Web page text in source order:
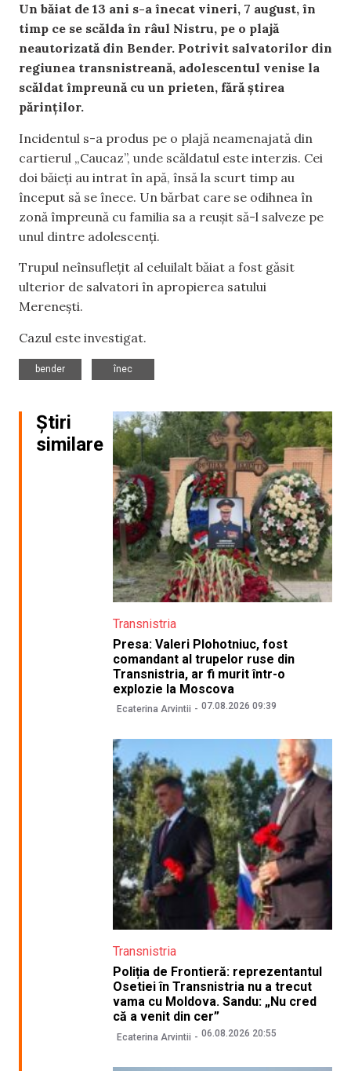
Un băiat de 13 ani s-a înecat vineri, 7 august, în
timp ce se scălda în râul Nistru, pe o plajă
neautorizată din Bender. Potrivit salvatorilor din
regiunea transnistreană, adolescentul venise la
scăldat împreună cu un prieten, fără știrea
părinților.
Incidentul s-a produs pe o plajă neamenajată din
cartierul „Caucaz”, unde scăldatul este interzis. Cei
doi băieți au intrat în apă, însă la scurt timp au
început să se înece. Un bărbat care se odihnea în
zonă împreună cu familia sa a reușit să-l salveze pe
unul dintre adolescenți.
Trupul neînsuflețit al celuilalt băiat a fost găsit
ulterior de salvatori în apropierea satului
Merenești.
Cazul este investigat.
bender
înec
Știri
similare
Transnistria
Presa: Valeri Plohotniuc, fost
comandant al trupelor ruse din
Transnistria, ar fi murit într-o
explozie la Moscova
Ecaterina Arvintii 07.08.2026 09:39
Transnistria
Poliția de Frontieră: reprezentantul
Osetiei în Transnistria nu a trecut
vama cu Moldova. Sandu: „Nu cred
că a venit din cer”
Ecaterina Arvintii 06.08.2026 20:55